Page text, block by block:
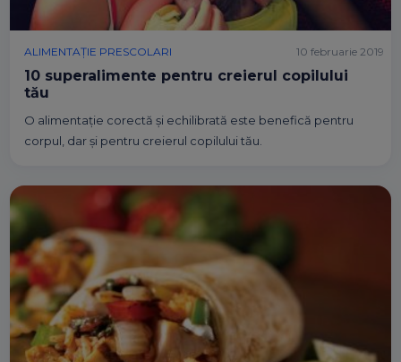
ALIMENTAȚIE PRESCOLARI
10 superalimente pentru creierul copilului
tău
O alimentație corectă și echilibrată este benefică pentru
corpul, dar și pentru creierul copilului tău.
10 februarie 2019